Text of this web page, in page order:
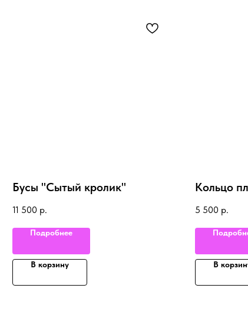
Бусы "Сытый кролик"
11 500 р.
Подробнее
В корзину
Кольцо
5 500 р.
В